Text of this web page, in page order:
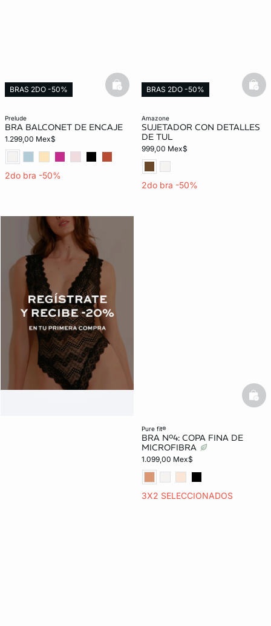
prelude
BRA BALCONET DE ENCAJE
1.299,00 Mex$
2do bra -50%
BRAS 2DO -50% basketfull
amazone
SUJETADOR CON DETALLES
DE TUL
999,00 Mex$
2do bra -50%
BRAS 2DO -50%
pure fit®
BRA Nº4: COPA FINA DE
MICROFIBRA
1.099,00 Mex$
3X2 SELECCIONADOS